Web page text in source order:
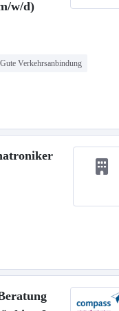
w/d)
Gute Verkehrsanbindung